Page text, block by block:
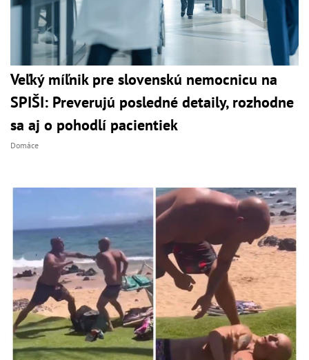
Veľký míľnik pre slovenskú nemocnicu na
SPIŠI: Preverujú posledné detaily, rozhodne
sa aj o pohodlí pacientiek
Domáce